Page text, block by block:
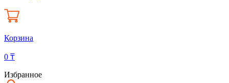
Корзина
0 ₸
Избранное